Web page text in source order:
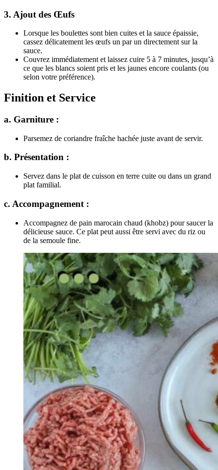
3. Ajout des Œufs
Lorsque les boulettes sont bien cuites et la sauce épaissie,
cassez délicatement les œufs un par un directement sur la
sauce.
Couvrez immédiatement et laissez cuire 5 à 7 minutes, jusqu’à
ce que les blancs soient pris et les jaunes encore coulants (ou
selon votre préférence).
Finition et Service
a. Garniture :
Parsemez de coriandre fraîche hachée juste avant de servir.
b. Présentation :
Servez dans le plat de cuisson en terre cuite ou dans un grand
plat familial.
c. Accompagnement :
Accompagnez de pain marocain chaud (khobz) pour saucer la
délicieuse sauce. Ce plat peut aussi être servi avec du riz ou
de la semoule fine.